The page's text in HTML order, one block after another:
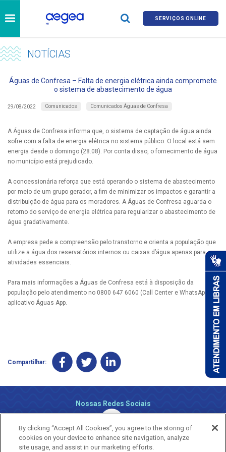
SERVIÇOS ONLINE
NOTÍCIAS
Águas de Confresa – Falta de energia elétrica ainda compromete
o sistema de abastecimento de água
29/08/2022 Comunicados Comunicados Águas de Confresa
A Águas de Confresa informa que, o sistema de captação de água ainda
sofre com a falta de energia elétrica no sistema público. O local está sem
energia desde o domingo (28.08). Por conta disso, o fornecimento de água
no município está prejudicado.
A concessionária reforça que está operando o sistema de abastecimento
por meio de um grupo gerador, a fim de minimizar os impactos e garantir a
distribuição de água para os moradores. A Águas de Confresa aguarda o
retorno do serviço de energia elétrica para regularizar o abastecimento de
água gradativamente.
A empresa pede a compreensão pelo transtorno e orienta a população que
utilize a água dos reservatórios internos ou caixas d’água apenas para
atividades essenciais.
Para mais informações a Águas de Confresa está à disposição da
população pelo atendimento no 0800 647 6060 (Call Center e WhatsApp) e
aplicativo Águas App.
Compartilhar:
Nossas Redes Sociais
By clicking “Accept All Cookies”, you agree to the storing of
cookies on your device to enhance site navigation, analyze
site usage, and assist in our marketing efforts.